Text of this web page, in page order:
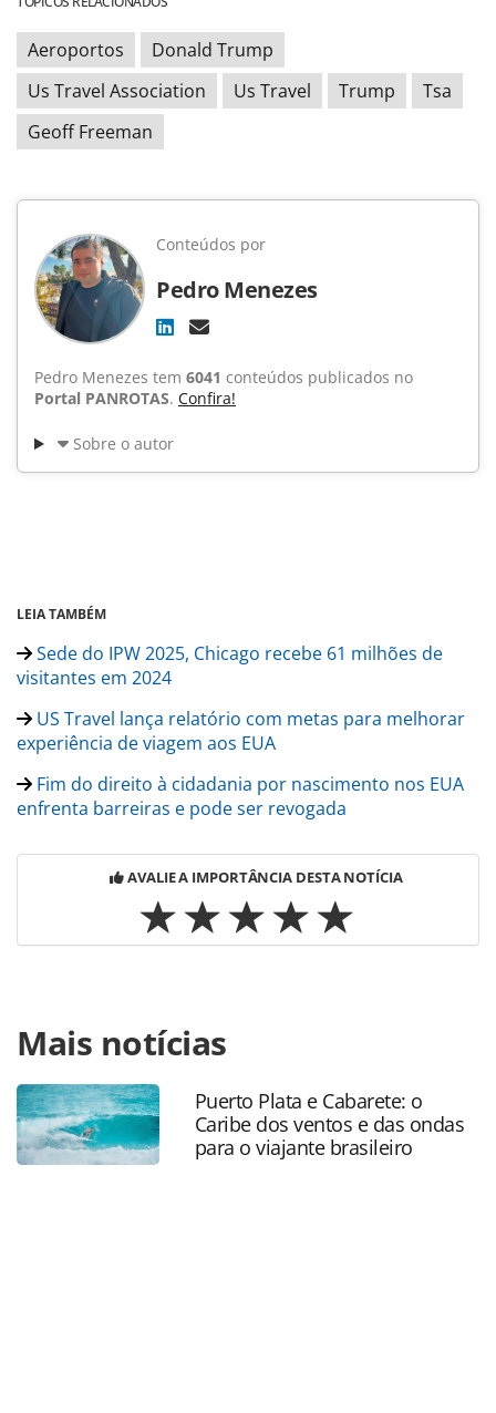
Aeroportos
Donald Trump
Us Travel Association
Us Travel Trump
Tsa
Geoff Freeman
Conteúdos por
Pedro Menezes
Pedro Menezes tem 6041 conteúdos publicados no
Portal PANROTAS. Confira!
Sobre o autor
LEIA TAMBÉM
Sede do IPW 2025, Chicago recebe 61 milhões de
visitantes em 2024
US Travel lança relatório com metas para melhorar
experiência de viagem aos EUA
Fim do direito à cidadania por nascimento nos EUA
enfrenta barreiras e pode ser revogada
AVALIE A IMPORTÂNCIA DESTA NOTÍCIA
https://www.panrotas.com.br/mercado/destinos/2025/03/
travel-pede-ampla-acao-de-trump-para-modernizar-
sistema-de-viagens-dos-eua_214980.html ou as
ferramentas oferecidas na página. Todo o conteúdo
produzido pela PANROTAS Editora é protegido pela
legislação brasileira sobre direito autoral. Não reproduza o
Mais notícias
Puerto Plata e Cabarete: o
Caribe dos ventos e das ondas
para o viajante brasileiro